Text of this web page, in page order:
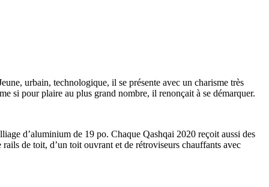
urbain, technologique, il se présente avec un charisme très
si pour plaire au plus grand nombre, il renonçait à se démarquer.
d’aluminium de 19 po. Chaque Qashqai 2020 reçoit aussi des
de toit, d’un toit ouvrant et de rétroviseurs chauffants avec